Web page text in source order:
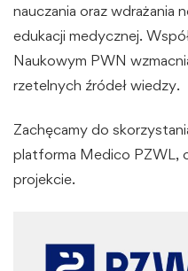
nauczania oraz
edukacji medycznej.
Naukowym PWN
rzetelnych źródeł wiedzy.
Zachęcamy do
platforma Medico PZWL,
projekcie.